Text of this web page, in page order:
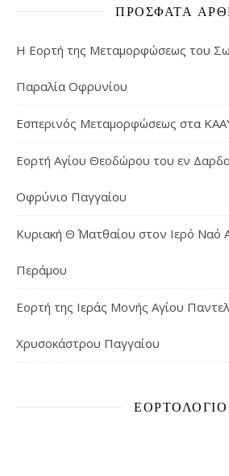
ΠΡΌΣΦΑΤΑ
Η Εορτή της Μεταμορφώσεως του
Παραλία Οφρυνίου
Εσπερινός Μεταμορφώσεως στα
Εορτή Αγίου Θεοδώρου του εν
Οφρύνιο Παγγαίου
Κυριακή Θ΄ Ματθαίου στον Ιερό Ναό
Περάμου
Εορτή της Ιεράς Μονής Αγίου
Χρυσοκάστρου Παγγαίου
ΕΟΡΤΟΛΌΓΙΟ